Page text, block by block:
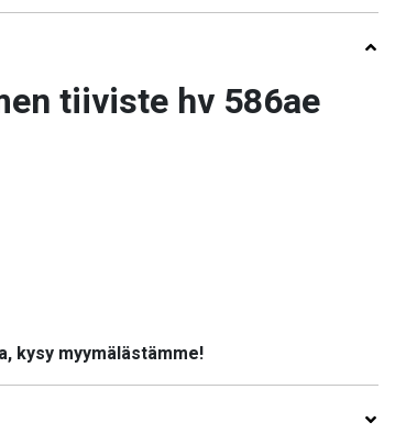
tiiviste hv 586ae
kysy myymälästämme!